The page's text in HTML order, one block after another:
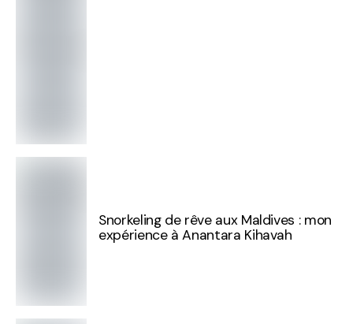
Snorkeling de rêve aux Maldives : mon
expérience à Anantara Kihavah